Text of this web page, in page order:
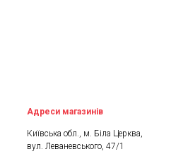
Адреси магазинів
Київська обл., м. Біла Церква,
вул. Леваневського, 47/1